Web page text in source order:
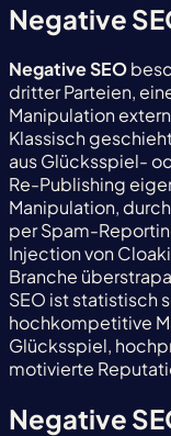
Negative
Negative SEO
dritter Parteien,
Manipulation
Klassisch
aus Glücksspiel-
Re-Publishing
Manipulation,
per Spam-
Injection von
Branche
SEO ist statistisch
hochkompetitive
Glücksspiel,
motivierte
Negative